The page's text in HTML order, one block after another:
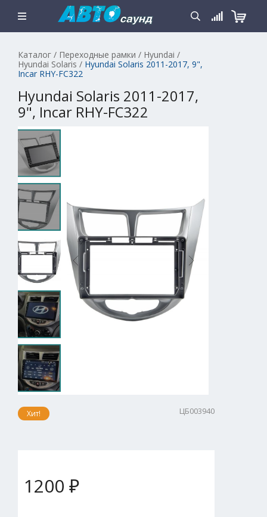
Каталог / Переходные рамки / Hyundai /
Hyundai Solaris / Hyundai Solaris 2011-2017, 9",
Incar RHY-FC322
Hyundai Solaris 2011-2017,
9", Incar RHY-FC322
Хит! ЦБ003940
1200 ₽